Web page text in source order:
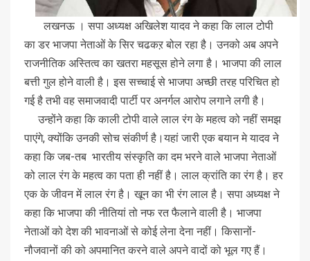
लखनऊ । सपा अध्यक्ष अखिलेश यादव ने कहा कि लाल टोपी
का डर भाजपा नेताओं के सिर चढकऱ बोल रहा है। उनको अब अपने
राजनीतिक अस्तित्व का खतरा महसूस होने लगा है। भाजपा की लाल
बत्ती गुल होने वाली है। इस सच्चाई से भाजपा अच्छी तरह परिचित हो
गई है तभी वह समाजवादी पार्टी पर अनर्गल आरोप लगाने लगी है।
उन्होंने कहा कि काली टोपी वाले लाल रंग के महत्व को नहीं समझ
पाएंगे, क्योंकि उनकी सोच संकीर्ण है।यहां जारी एक बयान मे यादव ने
कहा कि जब-तब भारतीय संस्कृति का दम भरने वाले भाजपा नेताओं
को लाल रंग के महत्व का पता ही नहीं है। लाल क्रांति का रंग है। हर
एक के जीवन में लाल रंग है। खून का भी रंग लाल है। सपा अध्यक्ष ने
कहा कि भाजपा की नीतियां तो नफ रत फैलाने वाली है। भाजपा
नेताओं को देश की भावनाओं से कोई लेना देना नहीं। किसानों-
नौजवानों की को अपमानित करने वाले अपने वादों को भूल गए हैं।